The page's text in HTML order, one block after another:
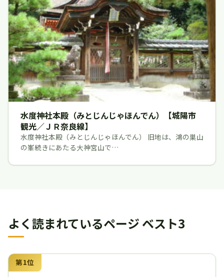
水度神社本殿（みとじんじゃほんでん）【城陽市
観光／ＪＲ奈良線】
水度神社本殿（みとじんじゃほんでん） 旧地は、鴻の巣山
の峯続きにあたる大神宮山で…
よく読まれているページ ベスト3
第1位